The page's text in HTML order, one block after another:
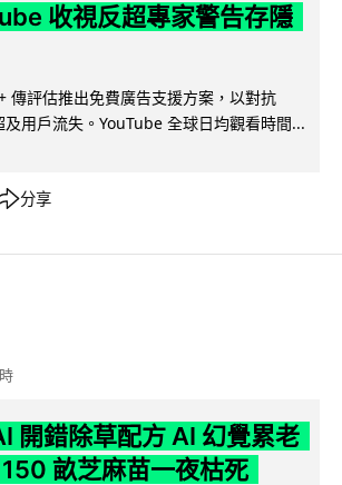
收視反超專家警告存隱
傳評估推出免費廣告支援方案，以對抗
用戶流失。YouTube 全球日均觀看時間...
分享
開錯除草配方 AI 幻覺累老
畝芝麻苗一夜枯死